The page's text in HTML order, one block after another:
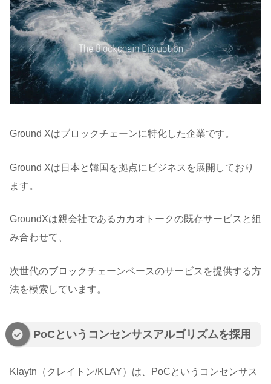
Ground Xはブロックチェーンに特化した企業です。
Ground Xは日本と韓国を拠点にビジネスを展開しており
ます。
GroundXは親会社であるカカオトークの既存サービスと組
み合わせて、
次世代のブロックチェーンベースのサービスを提供する方
法を模索しています。
PoCというコンセンサスアルゴリズムを採用
Klaytn（クレイトン/KLAY）は、PoCというコンセンサス